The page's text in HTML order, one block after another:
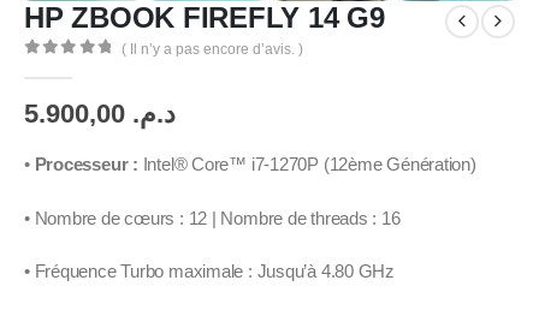
HP ZBOOK FIREFLY 14 G9
( Il n’y a pas encore d’avis. )
د.م.
• Processeur : Intel® Core™ i7-1270P (12ème Génération)
• Nombre de cœurs : 12 | Nombre de threads : 16
• Fréquence Turbo maximale : Jusqu’à 4.80 GHz